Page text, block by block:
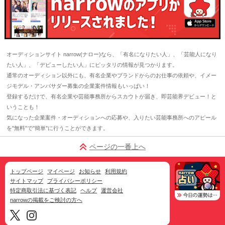
オーディションサイト narrow(ナロー)なら、「有名になりたい人」、「芸能人になり
たい人」、「デビューしたい人」にピッタリの情報が見つかります。
通常のオーディション以外にも、有名企業やブランドからのお仕事の依頼や、イメー
ジモデル・アンバサダー募集の企業案件情報もいっぱい！
登録するだけで、有名企業や芸能事務所からスカウトが届き、即芸能界デビュー！と
いうことも！
気になった企業案件・オーディションへの応募や、入りたい芸能事務所へのアピール
を"無料"で"簡単"に行うことができます。
ページの一番上へ
トップページ マイページ お知らせ
利用規約
サイトマップ
プライバシーポリシー
特定商取引法に基づく表記
ヘルプ
運営会社
narrowの掲載をご検討の方へ